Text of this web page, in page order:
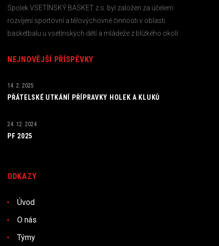
Spolek VSETÍNSKÝ BASKET z.s. byl založen za účelem
rozvíjení sportovní a tělovýchovné činnosti v oblasti
basketbalu u vsetínských dětí a mládeže z blízkého okolí.
NEJNOVĚJŠÍ PŘÍSPĚVKY
PŘÁTELSKÉ UTKÁNÍ PŘÍPRAVKY HOLEK A KLUKŮ
14. 2. 2025
PF 2025
24. 12. 2024
ODKAZY
Úvod
O nás
Týmy